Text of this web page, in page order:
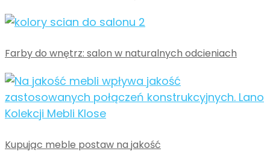
Farby do wnętrz: salon w naturalnych odcieniach
Kupując meble postaw na jakość